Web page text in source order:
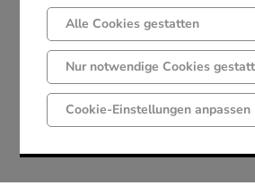
Alle Cookies gestatten
Nur notwendige Cookies
Cookie-Einstellungen anpassen